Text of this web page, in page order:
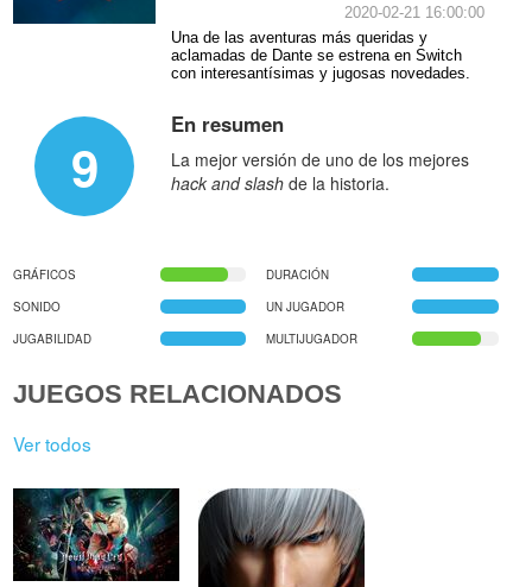
2020-02-21 16:00:00
Una de las aventuras más queridas y
aclamadas de Dante se estrena en Switch
con interesantísimas y jugosas novedades.
9
En resumen
La mejor versión de uno de los mejores
hack and slashde la historia.
GRÁFICOS
DURACIÓN
SONIDO
UN JUGADOR
JUGABILIDAD
MULTIJUGADOR
JUEGOS RELACIONADOS
Ver todos